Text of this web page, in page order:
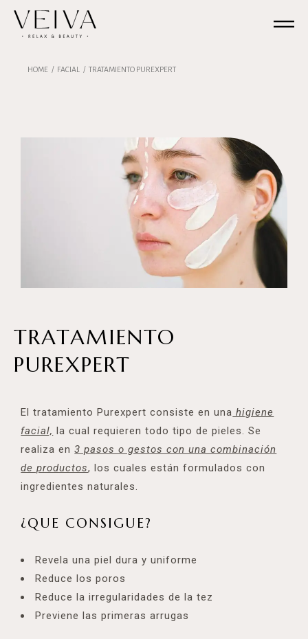
HOME FACIAL TRATAMIENTO PUREXPERT
TRATAMIENTO
PUREXPERT
El tratamiento Purexpert consiste en una higiene
facial, la cual requieren todo tipo de pieles. Se
realiza en3 pasos o gestos con una combinación
de productos, los cuales están formulados con
ingredientes naturales.
¿QUE CONSIGUE?
Revela una piel dura y uniforme
Reduce los poros
Reduce la irregularidades de la tez
Previene las primeras arrugas